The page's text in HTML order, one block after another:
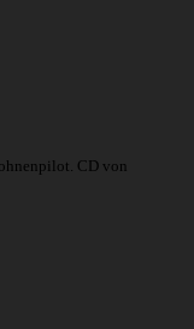
CD von